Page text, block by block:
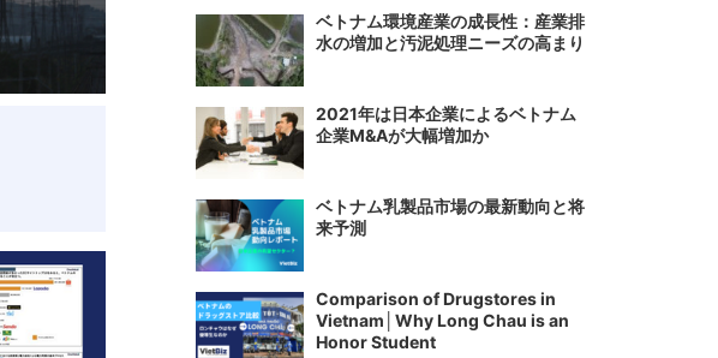
ベトナム環境産業の成長性：産業排
水の増加と汚泥処理ニーズの高まり
2021年は日本企業によるベトナム
企業M&Aが大幅増加か
ベトナム乳製品市場の最新動向と将
来予測
Comparison of Drugstores in
Vietnam│Why Long Chau is an
Honor Student